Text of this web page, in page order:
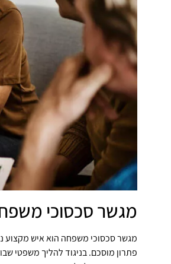
מגשר סכסוכי
מגשר סכסוכי משפחה הוא איש מקצוע
פתרון מוסכם. בניגוד להליך משפטי